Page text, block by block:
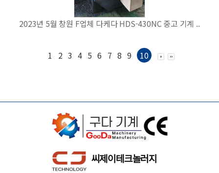
2023년 5월 창원 F업체 다케다 HDS-430NC 중고 기계 ..
1 2 3 4 5 6 7 8 9 10
씨제이테크놀러지